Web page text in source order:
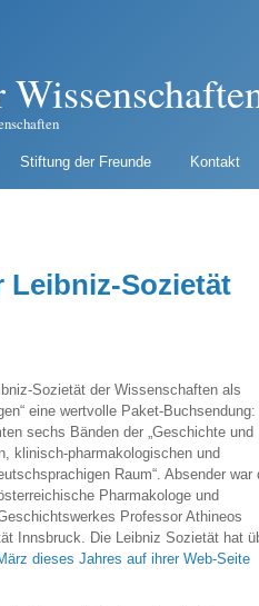
Stiftung der Freunde Kontakt
Leibniz-Sozietät
Sozietät der Wissenschaften als
eine wertvolle Paket-Buchsendung:
sechs Bänden der „Geschichte und
klinisch-pharmakologischen und
Raum“. Absender war
Pharmakologe und
Professor Athineos
Innsbruck. Die Leibniz Sozietät hat
dieses Jahres auf ihrer Web-Seite